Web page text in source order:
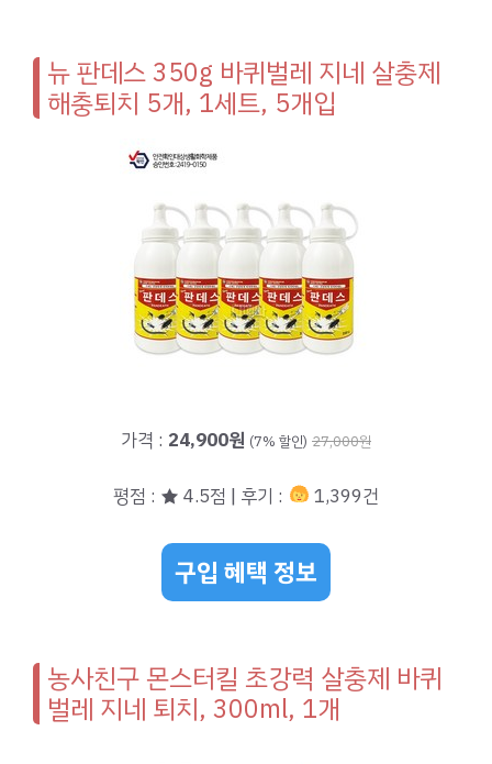
뉴 판데스 350g 바퀴벌레 지네 살충제
해충퇴치 5개, 1세트, 5개입
가격 : 24,900원 (7% 할인) 27,000원
평점 : ★ 4.5점 | 후기 : 1,399건
구입 혜택 정보
농사친구 몬스터킬 초강력 살충제 바퀴
벌레 지네 퇴치, 300ml, 1개